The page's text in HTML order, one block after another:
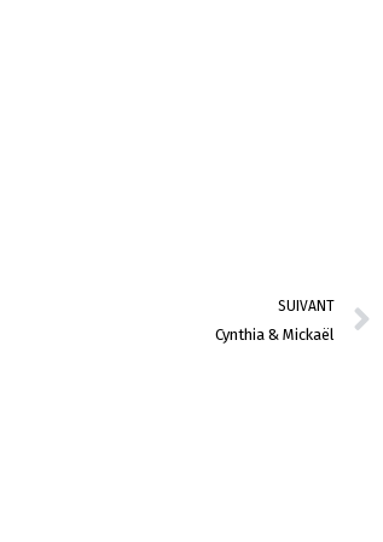
SUIVANT
Cynthia & Mickaël